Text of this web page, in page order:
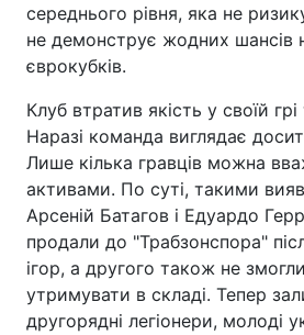
середнього рівня, яка не
не демонструє жодних шансів
єврокубків.
Клуб втратив якість у своїй
Наразі команда виглядає
Лише кілька гравців можна
активами. По суті, такими
Арсеній Батагов і Едуардо
продали до "Трабзонспора"
ігор, а другого також не
утримувати в складі. Тепер
другорядні легіонери, молоді